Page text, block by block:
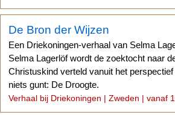
De Bron der Wijzen
Een Driekoningen-verhaal van Selma
Selma Lagerlöf wordt de zoektocht naar
Christuskind verteld vanuit het
niets gunt: De Droogte.
Verhaal bij Driekoningen | Zweden | vanaf